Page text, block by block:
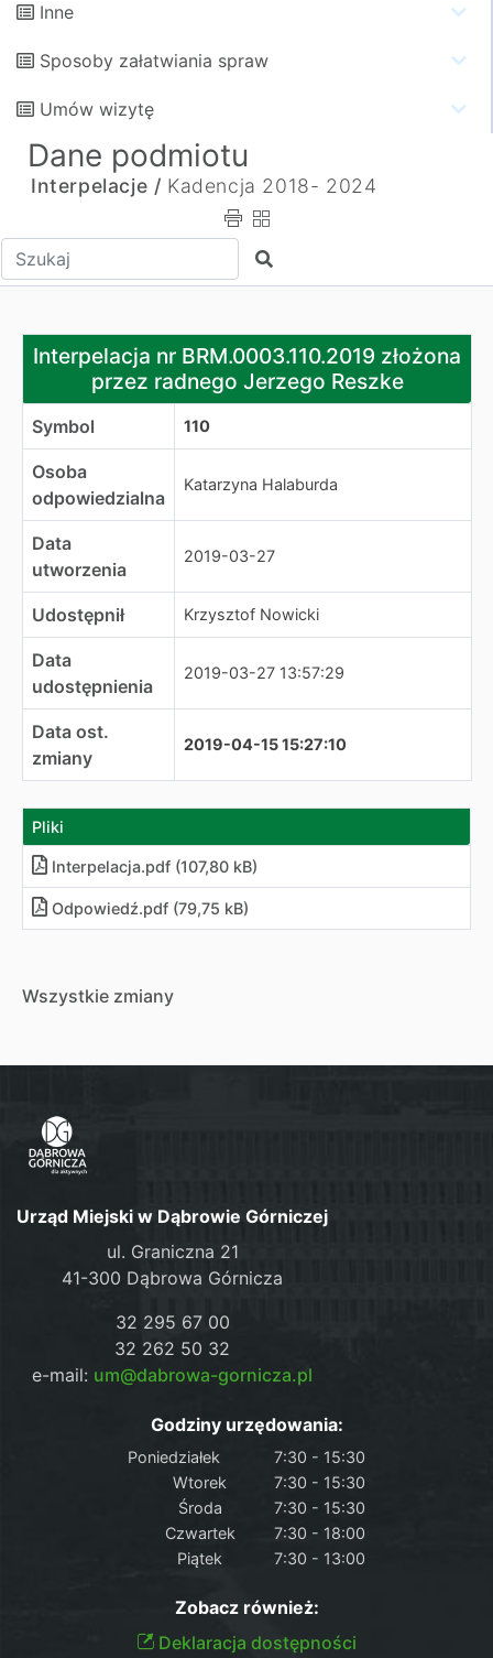
Inne
Sposoby załatwiania spraw
Umów wizytę
Dane podmiotu
Interpelacje / Kadencja 2018- 2024
Wpisz tekst do wyszukania Szukaj
Interpelacja nr BRM.0003.110.2019 złożona przez
Interpelacja nr BRM.0003.110.2019 złożona
przez radnego Jerzego Reszke
Symbol 110
Osoba
odpowiedzialna
Katarzyna Halaburda
Data
utworzenia
2019-03-27
Udostępnił Krzysztof Nowicki
Data
udostępnienia
2019-03-27 13:57:29
Data ost.
zmiany
2019-04-15 15:27:10
Pliki
Interpelacja.pdf (107,80 kB)
Odpowiedź.pdf (79,75 kB)
Wszystkie zmiany
Urząd Miejski w Dąbrowie Górniczej
ul. Graniczna 21
41-300 Dąbrowa Górnicza
32 295 67 00
32 262 50 32
e-mail: um@dabrowa-gornicza.pl
Godziny urzędowania:
Poniedziałek
7:30 - 15:30
Wtorek
7:30 - 15:30
Środa
7:30 - 15:30
Czwartek
7:30 - 18:00
Piątek
7:30 - 13:00
Zobacz również:
Deklaracja dostępności